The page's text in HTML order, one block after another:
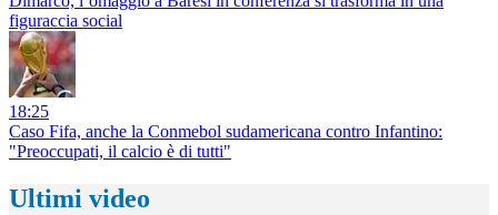
figuraccia social
18:25
Caso Fifa, anche la Conmebol sudamericana contro Infantino:
"Preoccupati, il calcio è di tutti"
Ultimi video